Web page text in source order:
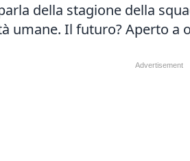
della stagione della
umane. Il futuro? Aperto a